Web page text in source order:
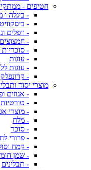
חטיפים -
- ביגלה ו
-
- וופלים
- חמצוצים
-
- עוגות
- עוגות
-
מוצרי יסוד
- אגוזים
- טורטיות
- מוצרי
- מלח
- סוכר
- פרורי
- קמח
- שמן
- תבלינים